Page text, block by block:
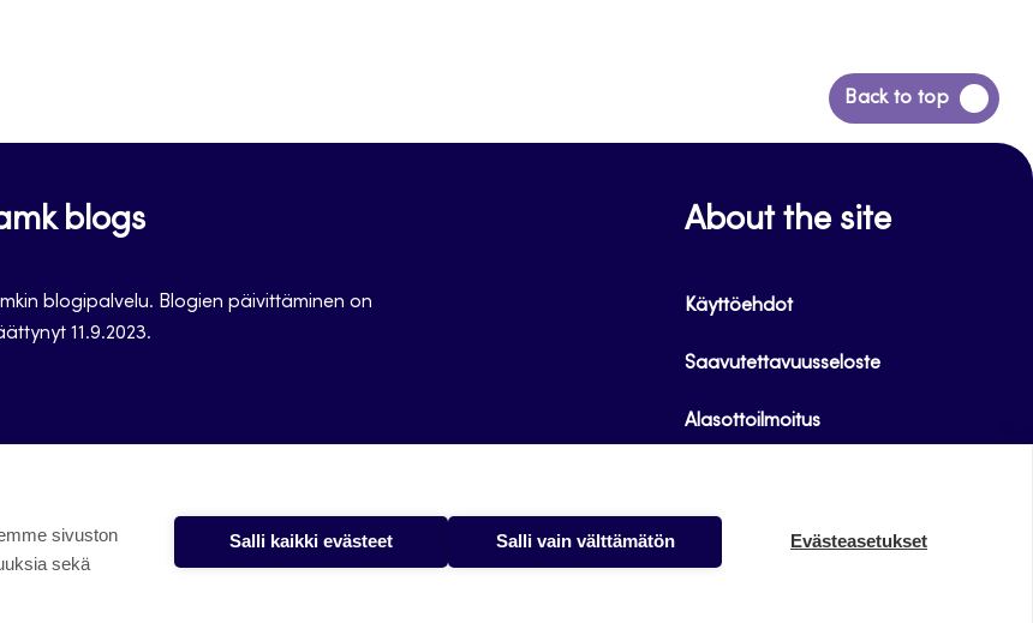
Back to top
Siirry
takaisin
blogs
blogipalvelu. Blogien päivittäminen on
11.9.2023.
About the site
Käyttöehdot
Saavutettavuusseloste
Alasottoilmoitus
sivuston
sekä
Salli kaikki evästeet Salli vain välttämätön Evästeasetukset